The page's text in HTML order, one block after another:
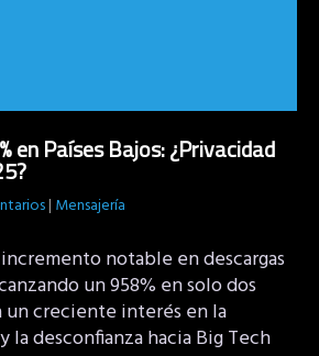
en Países Bajos: ¿Privacidad
| Mensajería
notable en descargas
un 958% en solo dos
un creciente interés en la
la desconfianza hacia Big Tech